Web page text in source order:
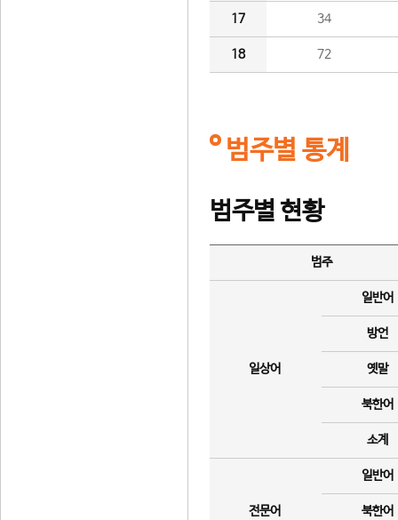
17 34
18 72
범주별 통계
범주별 현황
범주
일상어
일반어
방언
옛말
북한어
소계
전문어
일반어
북한어